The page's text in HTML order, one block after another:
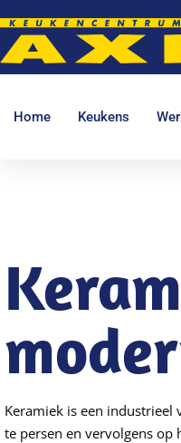
Home Keukens
Keramiek is een
te persen en vervolgens